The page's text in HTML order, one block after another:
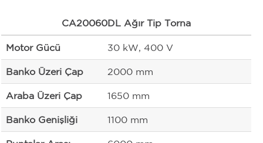
CA20060DL Ağır Tip Torna
Motor Gücü 30 kW, 400 V
Banko Üzeri Çap 2000 mm
Araba Üzeri Çap 1650 mm
Banko Genişliği 1100 mm